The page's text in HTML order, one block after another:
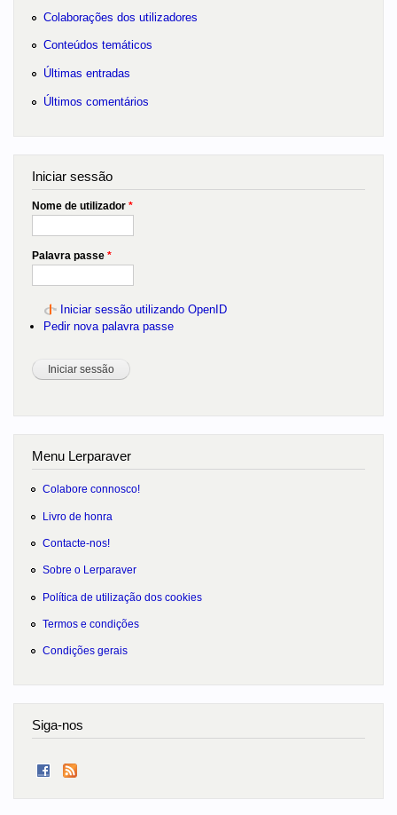
Colaborações dos utilizadores
Conteúdos temáticos
Últimas entradas
Últimos comentários
Iniciar sessão
Nome de utilizador *
Palavra passe *
Iniciar sessão utilizando OpenID
Pedir nova palavra passe
Menu Lerparaver
Colabore connosco!
Livro de honra
Contacte-nos!
Sobre o Lerparaver
Política de utilização dos cookies
Termos e condições
Condições gerais
Siga-nos